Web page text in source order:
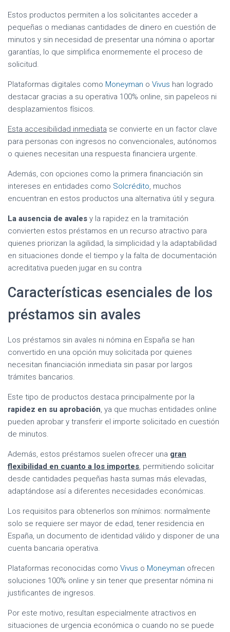
Estos productos permiten a los solicitantes acceder a
pequeñas o medianas cantidades de dinero en cuestión de
minutos y sin necesidad de presentar una nómina o aportar
garantías, lo que simplifica enormemente el proceso de
solicitud.
Plataformas digitales como Moneyman o Vivus han logrado
destacar gracias a su operativa 100% online, sin papeleos ni
desplazamientos físicos.
Esta accesibilidad inmediata se convierte en un factor clave
para personas con ingresos no convencionales, autónomos
o quienes necesitan una respuesta financiera urgente.
Además, con opciones como la primera financiación sin
intereses en entidades como Solcrédito, muchos
encuentran en estos productos una alternativa útil y segura.
La ausencia de avales y la rapidez en la tramitación
convierten estos préstamos en un recurso atractivo para
quienes priorizan la agilidad, la simplicidad y la adaptabilidad
en situaciones donde el tiempo y la falta de documentación
acreditativa pueden jugar en su contra
Características esenciales de los
préstamos sin avales
Los préstamos sin avales ni nómina en España se han
convertido en una opción muy solicitada por quienes
necesitan financiación inmediata sin pasar por largos
trámites bancarios.
Este tipo de productos destaca principalmente por la
rapidez en su aprobación, ya que muchas entidades online
pueden aprobar y transferir el importe solicitado en cuestión
de minutos.
Además, estos préstamos suelen ofrecer una gran
flexibilidad en cuanto a los importes, permitiendo solicitar
desde cantidades pequeñas hasta sumas más elevadas,
adaptándose así a diferentes necesidades económicas.
Los requisitos para obtenerlos son mínimos: normalmente
solo se requiere ser mayor de edad, tener residencia en
España, un documento de identidad válido y disponer de una
cuenta bancaria operativa.
Plataformas reconocidas como Vivus o Moneyman ofrecen
soluciones 100% online y sin tener que presentar nómina ni
justificantes de ingresos.
Por este motivo, resultan especialmente atractivos en
situaciones de urgencia económica o cuando no se puede